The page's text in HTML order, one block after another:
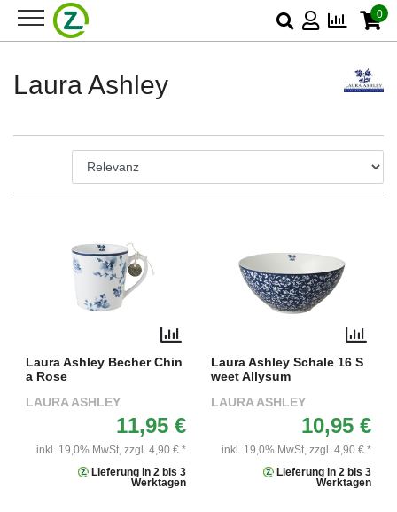
0
Laura Ashley
Laura Ashley Becher Chin
a Rose
LAURA ASHLEY
11,95 €
inkl. 19,0% MwSt, zzgl. 4,90 € *
Lieferung in 2 bis 3
Werktagen
Laura Ashley Schale 16 S
weet Allysum
LAURA ASHLEY
10,95 €
inkl. 19,0% MwSt, zzgl. 4,90 € *
Lieferung in 2 bis 3
Werktagen